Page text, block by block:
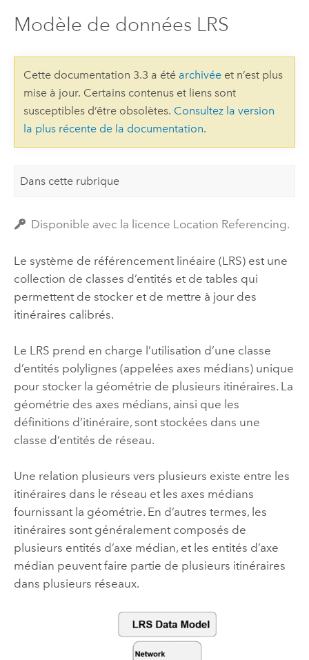
Modèle de données LRS
Cette documentation 3.3 a été archivéeet n’est plus
mise à jour. Certains contenus et liens sont
susceptibles d’être obsolètes. Consultez la version
la plus récente de la documentation.
Dans cette rubrique
Disponible avec la licence Location Referencing.
Le système de référencement linéaire (LRS) est une
collection de classes d’entités et de tables qui
permettent de stocker et de mettre à jour des
itinéraires calibrés.
Le LRS prend en charge l’utilisation d’une classe
d’entités polylignes (appelées axes médians) unique
pour stocker la géométrie de plusieurs itinéraires. La
géométrie des axes médians, ainsi que les
définitions d’itinéraire, sont stockées dans une
classe d’entités de réseau.
Une relation plusieurs vers plusieurs existe entre les
itinéraires dans le réseau et les axes médians
fournissant la géométrie. En d’autres termes, les
itinéraires sont généralement composés de
plusieurs entités d’axe médian, et les entités d’axe
médian peuvent faire partie de plusieurs itinéraires
dans plusieurs réseaux.